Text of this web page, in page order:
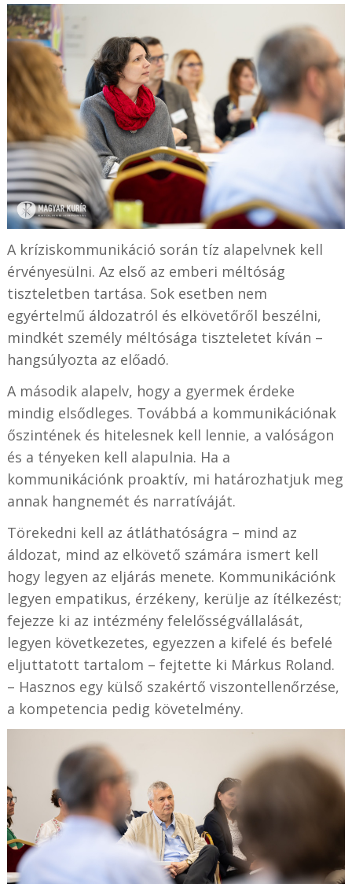
A kríziskommunikáció során tíz alapelvnek kell
érvényesülni. Az első az emberi méltóság
tiszteletben tartása. Sok esetben nem
egyértelmű áldozatról és elkövetőről beszélni,
mindkét személy méltósága tiszteletet kíván –
hangsúlyozta az előadó.
A második alapelv, hogy a gyermek érdeke
mindig elsődleges. Továbbá a kommunikációnak
őszintének és hitelesnek kell lennie, a valóságon
és a tényeken kell alapulnia. Ha a
kommunikációnk proaktív, mi határozhatjuk meg
annak hangnemét és narratíváját.
Törekedni kell az átláthatóságra – mind az
áldozat, mind az elkövető számára ismert kell
hogy legyen az eljárás menete. Kommunikációnk
legyen empatikus, érzékeny, kerülje az ítélkezést;
fejezze ki az intézmény felelősségvállalását,
legyen következetes, egyezzen a kifelé és befelé
eljuttatott tartalom – fejtette ki Márkus Roland.
– Hasznos egy külső szakértő viszontellenőrzése,
a kompetencia pedig követelmény.